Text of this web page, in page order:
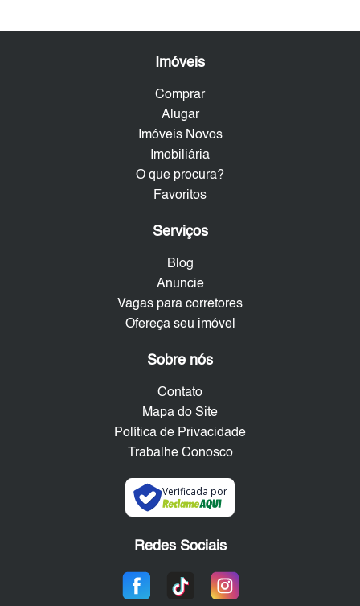
Imóveis
Comprar
Alugar
Imóveis Novos
Imobiliária
O que procura?
Favoritos
Serviços
Blog
Anuncie
Vagas para corretores
Ofereça seu imóvel
Sobre nós
Contato
Mapa do Site
Política de Privacidade
Trabalhe Conosco
Verificada por
Redes Sociais